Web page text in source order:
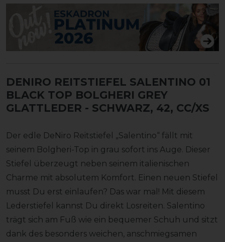
DENIRO REITSTIEFEL SALENTINO 01
BLACK TOP BOLGHERI GREY
GLATTLEDER - SCHWARZ, 42, CC/XS
Der edle DeNiro Reitstiefel „Salentino“ fällt mit
seinem Bolgheri-Top in grau sofort ins Auge. Dieser
Stiefel überzeugt neben seinem italienischen
Charme mit absolutem Komfort. Einen neuen Stiefel
musst Du erst einlaufen? Das war mal! Mit diesem
Lederstiefel kannst Du direkt Losreiten. Salentino
trägt sich am Fuß wie ein bequemer Schuh und sitzt
dank des besonders weichen, anschmiegsamen